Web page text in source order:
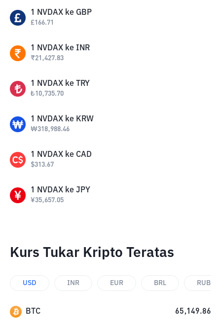
1 NVDAX ke GBP
£166.71
1 NVDAX ke INR
₹21,427.83
1 NVDAX ke TRY
₺10,735.70
1 NVDAX ke KRW
₩318,988.46
1 NVDAX ke CAD
$313.67
1 NVDAX ke JPY
¥35,657.05
Kurs Tukar Kripto Teratas
USD INR EUR BRL RUB
BTC 65,149.86